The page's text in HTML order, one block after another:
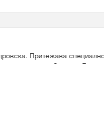
Притежава
и страбизъм в Гранд